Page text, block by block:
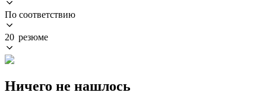
По соответствию
20 резюме
Ничего не нашлось